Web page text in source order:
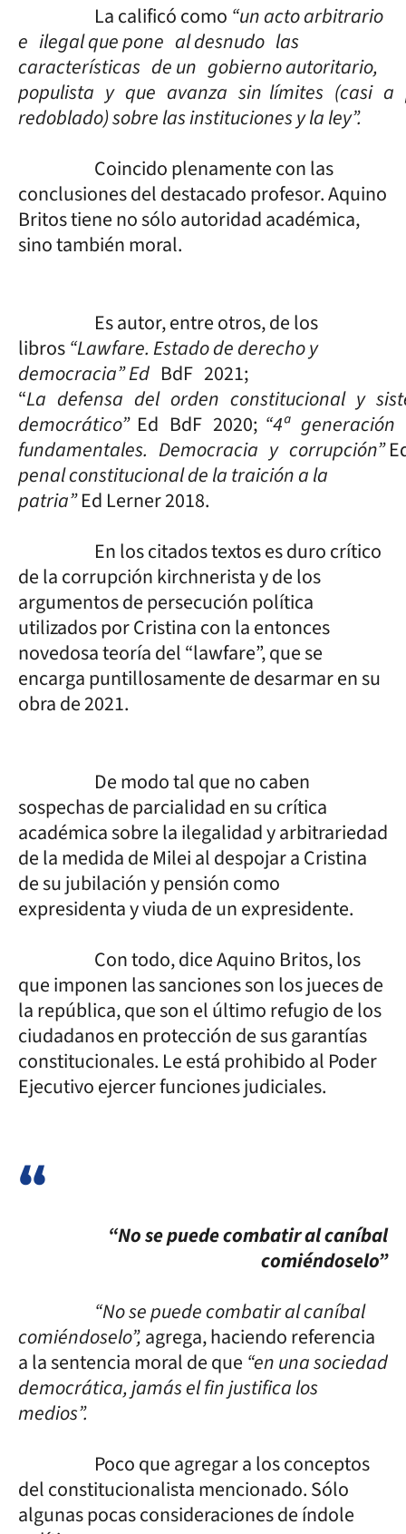
La calificó como “un acto arbitrario
e ilegal que pone al desnudo las
características de un gobierno autoritario,
populista y que avanza sin límites (casi a
redoblado) sobre las instituciones y la ley”.
Coincido plenamente con las
conclusiones del destacado profesor. Aquino
Britos tiene no sólo autoridad académica,
sino también moral.
Es autor, entre otros, de los
libros“Lawfare. Estado de derecho y
democracia” Ed BdF 2021;
“La defensa del orden constitucional y
democrático”Ed BdF 2020; “4ª
fundamentales. Democracia y corrupción”
penal constitucional de la traición a la
patria”Ed Lerner 2018.
En los citados textos es duro crítico
de la corrupción kirchnerista y de los
argumentos de persecución política
utilizados por Cristina con la entonces
novedosa teoría del “lawfare”, que se
encarga puntillosamente de desarmar en su
obra de 2021.
De modo tal que no caben
sospechas de parcialidad en su crítica
académica sobre la ilegalidad y arbitrariedad
de la medida de Milei al despojar a Cristina
de su jubilación y pensión como
expresidenta y viuda de un expresidente.
Con todo, dice Aquino Britos, los
que imponen las sanciones son los jueces de
la república, que son el último refugio de los
ciudadanos en protección de sus garantías
constitucionales. Le está prohibido al Poder
Ejecutivo ejercer funciones judiciales.
“No se puede combatir al caníbal
comiéndoselo”
“No se puede combatir al caníbal
comiéndoselo”,agrega, haciendo referencia
a la sentencia moral de que “en una sociedad
democrática, jamás el fin justifica los
medios”.
Poco que agregar a los conceptos
del constitucionalista mencionado. Sólo
algunas pocas consideraciones de índole